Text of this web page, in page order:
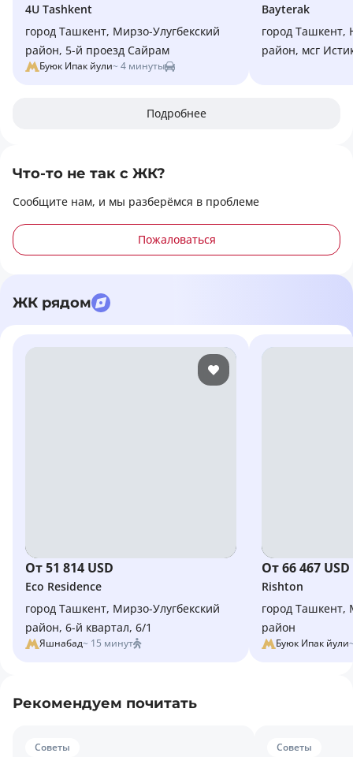
4U Tashkent
город Ташкент, Мирзо-Улугбекский
район, 5-й проезд Сайрам
Буюк Ипак йули~ 4 минуты
Bayterak
город Ташкент,
район, мсг
Подробнее
Что-то не так с ЖК?
Сообщите нам, и мы разберёмся в проблеме
Пожаловаться
ЖК рядом
От 51 814 USD
Eco Residence
город Ташкент, Мирзо-Улугбекский
район, 6-й квартал, 6/1
Яшнабад~ 15 минут
От 66 467 USD
Rishton
город Ташкент,
район
Буюк Ипак йули
Рекомендуем почитать
Советы Советы